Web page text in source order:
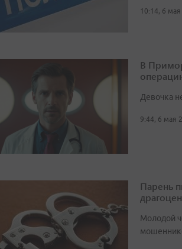
10:14, 6
В
Девочка
9:44, 6 мая
Парень
Молодой